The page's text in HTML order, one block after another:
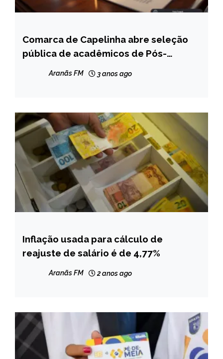
CAPELINHA
NOTÍCIAS
Comarca de Capelinha abre seleção
pública de acadêmicos de Pós-
Aranãs FM 3 anos ago
BRASIL
NOTÍCIAS
Inflação usada para cálculo de
reajuste de salário é de 4,77%
Aranãs FM 2 anos ago